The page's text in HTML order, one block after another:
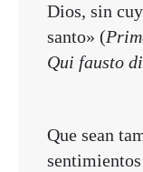
Dios, sin
santo» (
Qui fausto
Que sean